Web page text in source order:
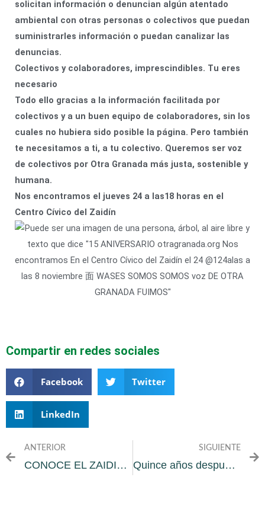
solicitan información o denuncian algún atentado
ambiental con otras personas o colectivos que puedan
suministrarles información o puedan canalizar las
denuncias.
Colectivos y colaboradores, imprescindibles. Tu eres
necesario
Todo ello gracias a la información facilitada por
colectivos y a un buen equipo de colaboradores, sin los
cuales no hubiera sido posible la página. Pero también
te necesitamos a ti, a tu colectivo. Queremos ser voz
de colectivos por Otra Granada más justa, sostenible y
humana.
Nos encontramos el jueves 24 a las18 horas en el
Centro Cívico del Zaidín
Compartir en redes sociales
Facebook Twitter
LinkedIn
ANTERIOR
CONOCE EL ZAIDIN SENTIPASEANDO
SIGUIENTE
Quince años después otragranada.org entra en una nueva etapa